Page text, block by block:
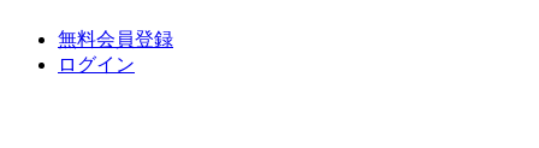
無料会員登録
ログイン